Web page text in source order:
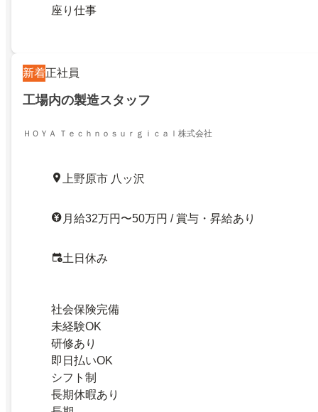
座り仕事
新着正社員
工場内の製造スタッフ
ＨＯＹＡ Ｔｅｃｈｎｏｓｕｒｇｉｃａｌ株式会社
上野原市 八ッ沢
月給32万円〜50万円 / 賞与・昇給あり
土日休み
社会保険完備
未経験OK
研修あり
即日払いOK
シフト制
長期休暇あり